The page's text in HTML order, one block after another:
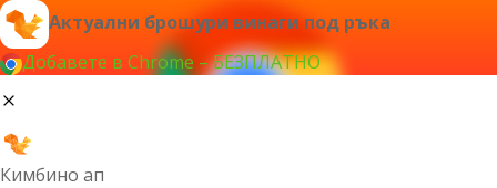
Актуални брошури винаги под ръка
Добавете в Chrome – БЕЗПЛАТНО
Кимбино ап